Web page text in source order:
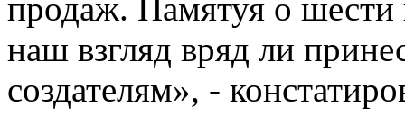
продаж. Памятуя о шести
наш взгляд вряд ли
создателям», -